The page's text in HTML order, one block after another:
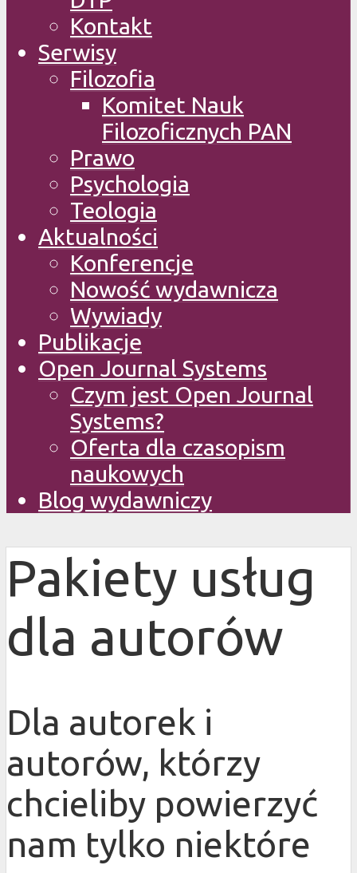
Kontakt
Serwisy
Filozofia
Komitet Nauk
Filozoficznych PAN
Prawo
Psychologia
Teologia
Aktualności
Konferencje
Nowość wydawnicza
Wywiady
Publikacje
Open Journal Systems
Czym jest Open Journal
Systems?
Oferta dla czasopism
naukowych
Blog wydawniczy
Pakiety usług
dla autorów
Dla autorek i
autorów, którzy
chcieliby powierzyć
nam tylko niektóre